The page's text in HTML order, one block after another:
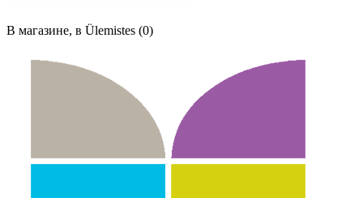
В магазине, в Ülemistes (0)